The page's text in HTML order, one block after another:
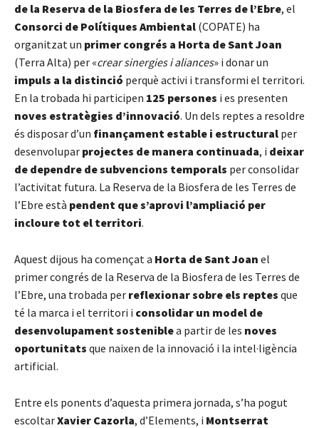
de la Reserva de la Biosfera de les Terres de l’Ebre, el
Consorci de Polítiques Ambiental (COPATE) ha
organitzat un primer congrés a Horta de Sant Joan
(Terra Alta) per «crear sinergies i aliances» i donar un
impuls a la distinció perquè activi i transformi el territori.
En la trobada hi participen 125 persones i es presenten
noves estratègies d’innovació. Un dels reptes a resoldre
és disposar d’un finançament estable i estructural per
desenvolupar projectes de manera continuada, i deixar
de dependre de subvencions temporals per consolidar
l’activitat futura. La Reserva de la Biosfera de les Terres de
l’Ebre està pendent que s’aprovi l’ampliació per
incloure tot el territori.
Aquest dijous ha començat a Horta de Sant Joan el
primer congrés de la Reserva de la Biosfera de les Terres de
l’Ebre, una trobada per reflexionar sobre els reptes que
té la marca i el territori i consolidar un model de
desenvolupament sosteniblea partir de les noves
oportunitats que naixen de la innovació i la intel·ligència
artificial.
Entre els ponents d’aquesta primera jornada, s’ha pogut
escoltarXavier Cazorla, d’Elements, i Montserrat